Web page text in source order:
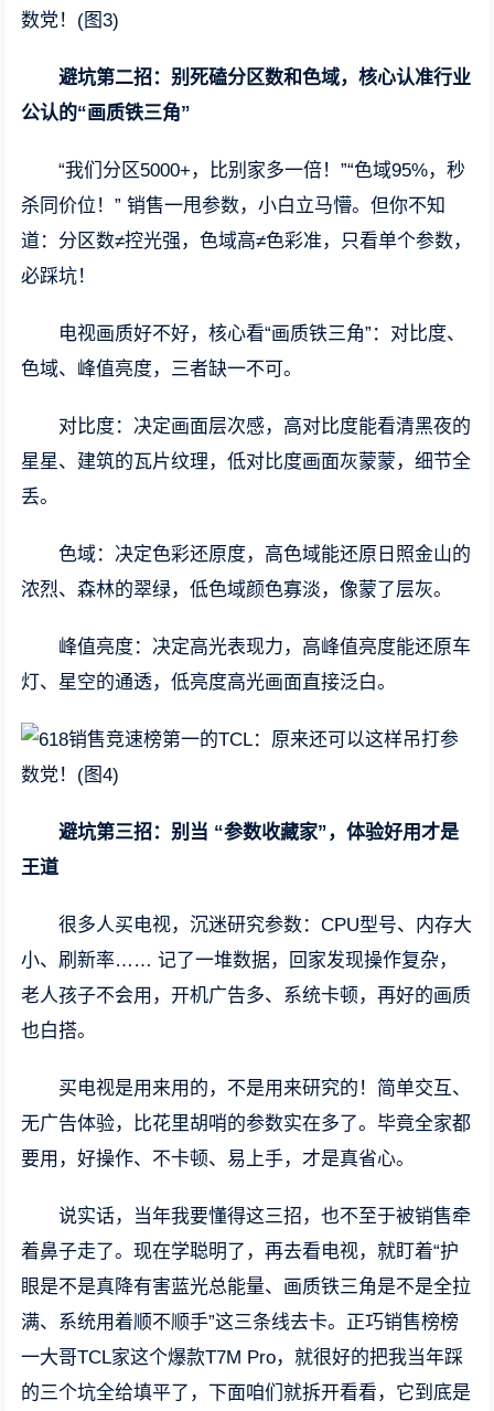
避坑第二招：别死磕分区数和色域，核心认准行业
公认的“画质铁三角”
“我们分区5000+，比别家多一倍！”“色域95%，秒
杀同价位！” 销售一甩参数，小白立马懵。但你不知
道：分区数≠控光强，色域高≠色彩准，只看单个参数，
必踩坑！
电视画质好不好，核心看“画质铁三角”：对比度、
色域、峰值亮度，三者缺一不可。
对比度：决定画面层次感，高对比度能看清黑夜的
星星、建筑的瓦片纹理，低对比度画面灰蒙蒙，细节全
丢。
色域：决定色彩还原度，高色域能还原日照金山的
浓烈、森林的翠绿，低色域颜色寡淡，像蒙了层灰。
峰值亮度：决定高光表现力，高峰值亮度能还原车
灯、星空的通透，低亮度高光画面直接泛白。
避坑第三招：别当 “参数收藏家”，体验好用才是
王道
很多人买电视，沉迷研究参数：CPU型号、内存大
小、刷新率…… 记了一堆数据，回家发现操作复杂，
老人孩子不会用，开机广告多、系统卡顿，再好的画质
也白搭。
买电视是用来用的，不是用来研究的！简单交互、
无广告体验，比花里胡哨的参数实在多了。毕竟全家都
要用，好操作、不卡顿、易上手，才是真省心。
说实话，当年我要懂得这三招，也不至于被销售牵
着鼻子走了。现在学聪明了，再去看电视，就盯着“护
眼是不是真降有害蓝光总能量、画质铁三角是不是全拉
满、系统用着顺不顺手”这三条线去卡。正巧销售榜榜
一大哥TCL家这个爆款T7M Pro，就很好的把我当年踩
的三个坑全给填平了，下面咱们就拆开看看，它到底是